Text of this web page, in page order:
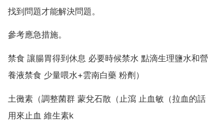
找到問題才能解決問題。
參考應急措施。
禁食 讓腸胃得到休息 必要時候禁水 點滴生理鹽水和營
養液禁食 少量喂水+雲南白藥 粉劑）
土黴素（調整菌群 蒙兌石散（止瀉 止血敏（拉血的話
用來止血 維生素k